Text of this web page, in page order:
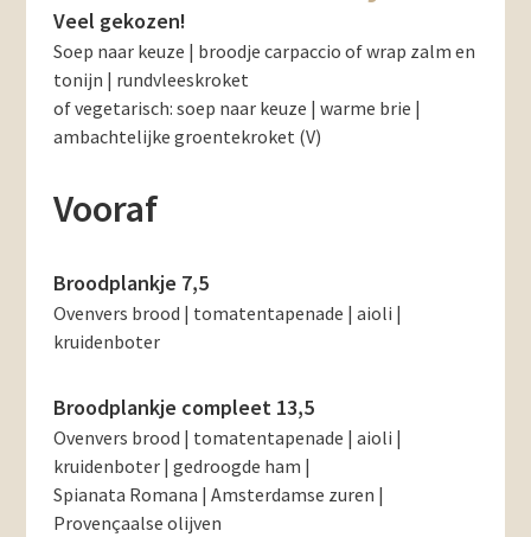
Veel gekozen!
Soep naar keuze | broodje carpaccio of wrap zalm en
tonijn | rundvleeskroket
of vegetarisch: soep naar keuze | warme brie |
ambachtelijke groentekroket (V)
Vooraf
Broodplankje 7,5
Ovenvers brood | tomatentapenade | aioli |
kruidenboter
Broodplankje compleet 13,5
Ovenvers brood | tomatentapenade | aioli |
kruidenboter | gedroogde ham |
Spianata Romana | Amsterdamse zuren |
Provençaalse olijven